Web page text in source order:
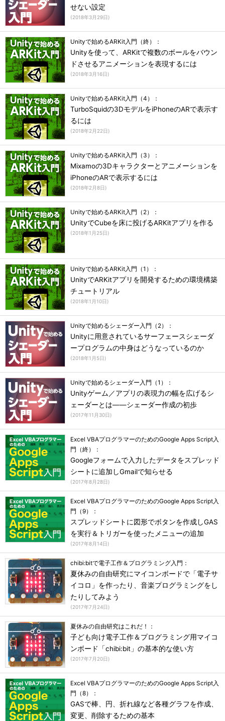
せない設定
(2018年3月29日)
Unityで始めるARKit入門（終）：
Unityを使って、ARKitで複数のボールをバウン
ドさせるアニメーションを表現するには
(2018年3月16日)
Unityで始めるARKit入門（4）：
TurboSquidの3DモデルをiPhoneのARで表示す
るには
(2018年2月22日)
Unityで始めるARKit入門（3）：
Mixamoの3Dキャラクターとアニメーションを
iPhoneのARで表示するには
(2018年2月8日)
Unityで始めるARKit入門（2）：
UnityでCubeを床に投げるARKitアプリを作る
(2018年1月25日)
Unityで始めるARKit入門（1）：
UnityでARKitアプリを開発するための環境構築
チュートリアル
(2018年1月10日)
Unityで始めるシェーダー入門（2）：
Unityに用意されているサーフェースシェーダ
ープログラムの中身はどうなっているのか
(2018年1月5日)
Unityで始めるシェーダー入門（1）：
Unityゲーム／アプリの表現力の幅を広げるシ
ェーダーとは――シェーダー作成の初歩
(2017年11月30日)
Excel VBAプログラマーのためのGoogle Apps Script入
門（終）：
Googleフォームで入力したデータをスプレッド
シートに追加しGmailで知らせる
(2017年8月28日)
Excel VBAプログラマーのためのGoogle Apps Script入
門（9）：
スプレッドシートに図形でボタンを作成しGAS
を実行＆トリガーを使ったメニューの追加
(2017年8月14日)
chibi:bitで電子工作＆プログラミング入門：
夏休みの自由研究にマイコンボードで「電子サ
イコロ」を作ったり、音楽プログラミングをし
たりしてみよう
(2017年7月24日)
夏休みの自由研究はこれだ！：
子ども向け電子工作＆プログラミング用マイコ
ンボード「chibi:bit」の基本的な使い方
(2017年7月20日)
Excel VBAプログラマーのためのGoogle Apps Script入
門（8）：
GASで棒、円、折れ線など各種グラフを作成、
変更、削除するための基本